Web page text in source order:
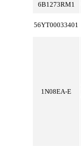
6B1273RM1
56YT00033401
1N08EA-E